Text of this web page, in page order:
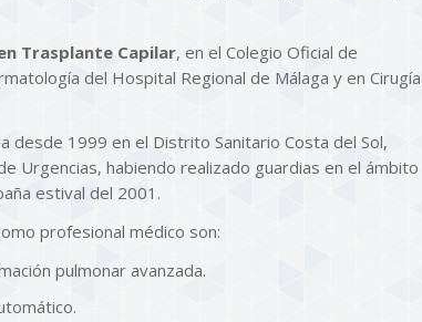
Trasplante Capilar, en el Colegio Oficial de
del Hospital Regional de Málaga y en Cirugía
desde 1999 en el Distrito Sanitario Costa del Sol,
Urgencias, habiendo realizado guardias en el ámbito
estival del 2001.
profesional médico son:
pulmonar avanzada.